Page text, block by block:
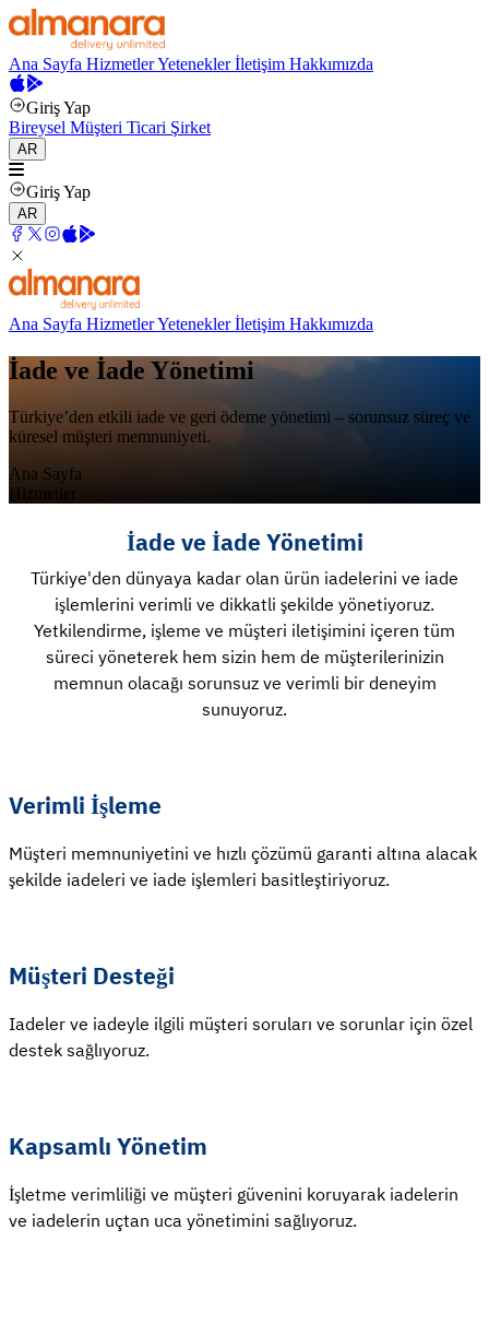
Ana Sayfa HizmetlerYeteneklerİletişim Hakkımızda
Giriş Yap
Bireysel Müşteri Ticari Şirket
AR
Giriş Yap
AR
Ana Sayfa HizmetlerYeteneklerİletişim Hakkımızda
İade ve İade Yönetimi
Türkiye’den etkili iade ve geri ödeme yönetimi – sorunsuz süreç ve
küresel müşteri memnuniyeti.
Ana Sayfa
Hizmetler
İade ve İade Yönetimi
Türkiye'den dünyaya kadar olan ürün iadelerini ve iade
işlemlerini verimli ve dikkatli şekilde yönetiyoruz.
Yetkilendirme, işleme ve müşteri iletişimini içeren tüm
süreci yöneterek hem sizin hem de müşterilerinizin
memnun olacağı sorunsuz ve verimli bir deneyim
sunuyoruz.
Verimli İşleme
Müşteri memnuniyetini ve hızlı çözümü garanti altına alacak
şekilde iadeleri ve iade işlemleri basitleştiriyoruz.
Müşteri Desteği
Iadeler ve iadeyle ilgili müşteri soruları ve sorunlar için özel
destek sağlıyoruz.
Kapsamlı Yönetim
İşletme verimliliği ve müşteri güvenini koruyarak iadelerin
ve iadelerin uçtan uca yönetimini sağlıyoruz.